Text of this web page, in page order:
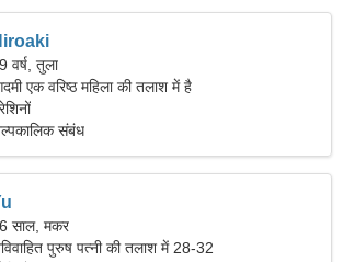
वर्ष, तुला
एक वरिष्ठ महिला की तलाश में है
संबंध
साल, मकर
पुरुष पत्नी की तलाश में 28-32